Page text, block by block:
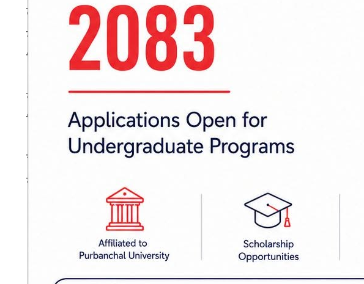
त्यस्तै परम्परागत पोइलरलाई इलेक्ट्रोनिक पोइलरले प्रतिस्थापन
मापन क्षमता बढाउने प्रयोजनका लागि विश्व बैंकबाट प्राप्त हुने ५२
मिलियन अमेरिकी डलर बराबरको अनुदान स्वीकार गर्ने निर्णय पनि
यसैगरी बैठकले भारतसँग जीटुजी माध्यमबाट ६० हजार मेट्रिक्टन युरिया र
लिमिटेडलाई सैद्धान्तिक स्वीकृति प्रदान गर्ने निर्णय गरेको छ।
चौथो निर्णयमा संसद् भवन परिसरमा प्रवेशलगायत विषय समावेश
स्वीकृत गर्ने भनिएको छ।
प्रकाशित मिति: २०८३ बैशाख २२, मंगलवार १४:२२